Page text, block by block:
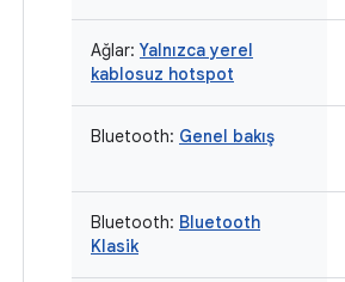
Ağlar: Yalnızca yerel
kablosuz hotspot
Bluetooth: Genel bakış
Bluetooth: Bluetooth
Klasik